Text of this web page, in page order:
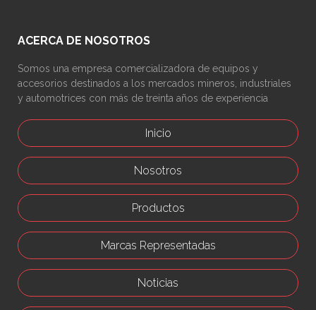
ACERCA DE NOSOTROS
Somos una empresa comercializadora de equipos y
accesorios destinados a los mercados mineros, industriales
y automotrices con más de treinta años de experiencia
Inicio
Nosotros
Productos
Marcas Representadas
Noticias